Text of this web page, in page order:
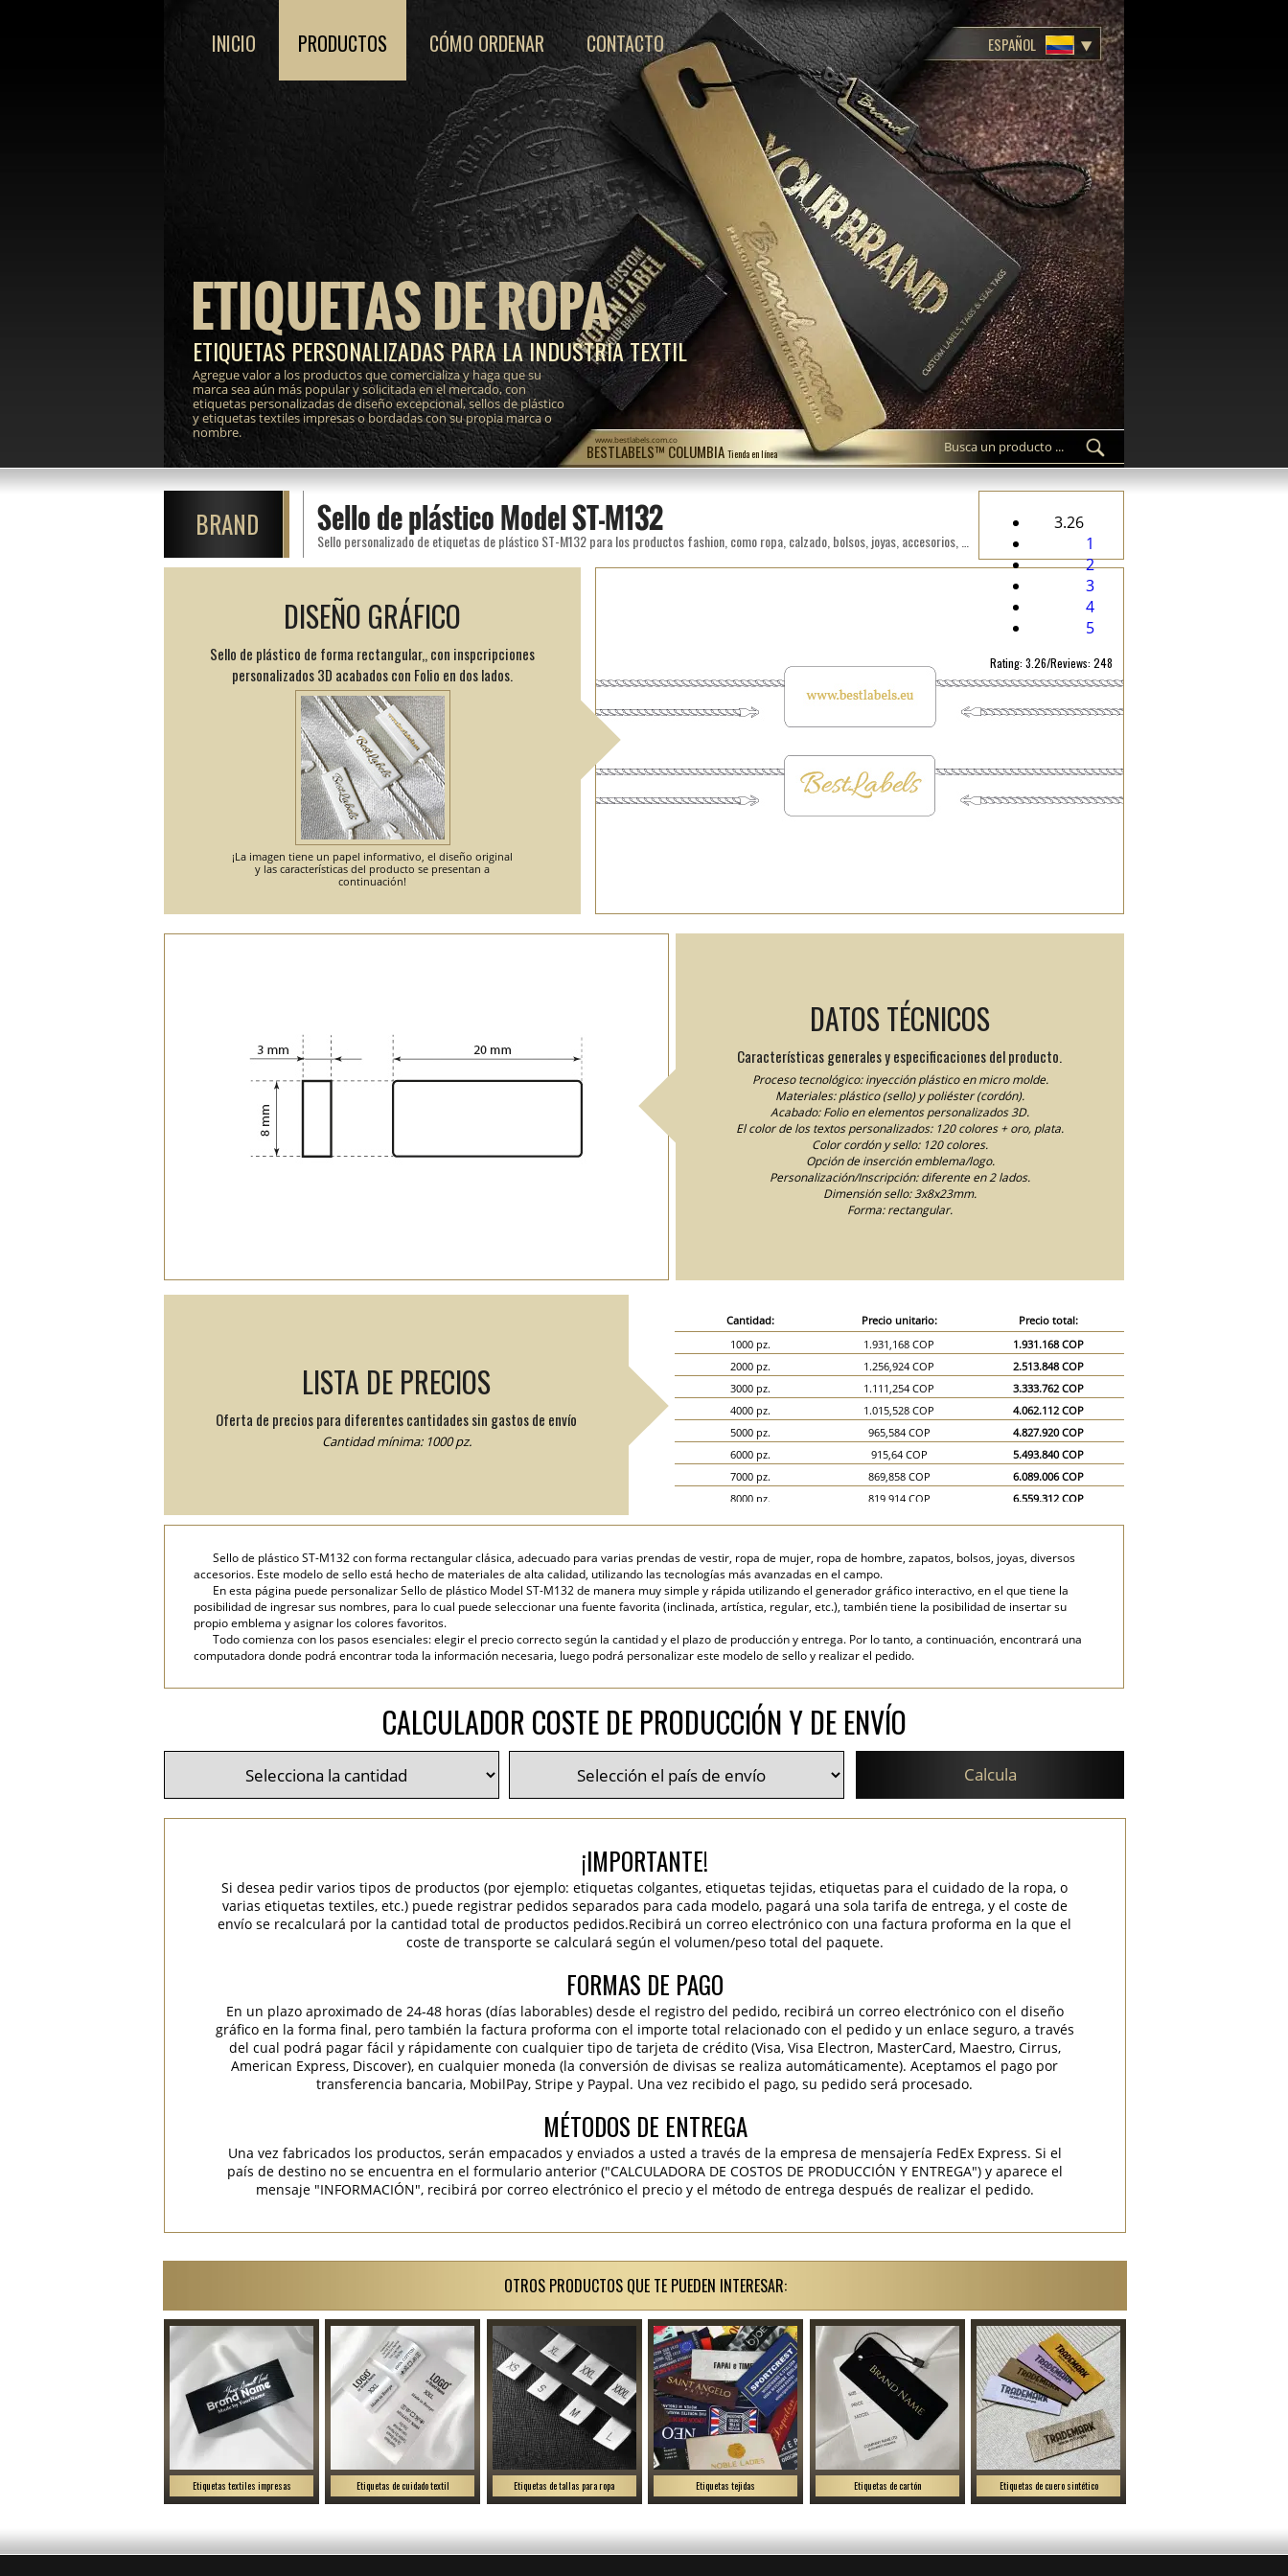
BESTLABELS™ COLUMBIA Tienda en línea
www.bestlabels.com.co
ETIQUETAS DE ROPA
ETIQUETAS PERSONALIZADAS PARA LA INDUSTRIA TEXTIL
Agregue valor a los productos que comercializa y haga que su
marca sea aún más popular y solicitada en el mercado, con
etiquetas personalizadas de diseño excepcional, sellos de plástico
y etiquetas textiles impresas o bordadas con su propia marca o
nombre.
INICIO PRODUCTOS CÓMO ORDENAR CONTACTO ESPAÑOL
BRAND Sello de plástico Model ST-M132
3.26
1
2
3
4
5
Rating: 3.26/Reviews: 248
DISEÑO GRÁFICO
Sello de plástico de forma rectangular,, con inspcripciones
personalizados 3D acabados con Folio en dos lados.
¡La imagen tiene un papel informativo, el diseño original
y las características del producto se presentan a
continuación!
DATOS TÉCNICOS
Características generales y especificaciones del producto.
Proceso tecnológico: inyección plástico en micro molde.
Materiales: plástico (sello) y poliéster (cordón).
Acabado: Folio en elementos personalizados 3D.
El color de los textos personalizados: 120 colores + oro, plata.
Color cordón y sello: 120 colores.
Opción de inserción emblema/logo.
Personalización/Inscripción: diferente en 2 lados.
Dimensión sello: 3x8x23mm.
Forma: rectangular.
LISTA DE PRECIOS
Oferta de precios para diferentes cantidades sin gastos de envío
Cantidad mínima: 1000 pz.
Cantidad: Precio unitario:
Precio total:
1000 pz.
1.931,168 COP
1.931.168 COP
2000 pz.
1.256,924 COP
2.513.848 COP
3000 pz.
1.111,254 COP
3.333.762 COP
4000 pz.
1.015,528 COP
4.062.112 COP
5000 pz.
965,584 COP
4.827.920 COP
6000 pz.
915,64 COP
5.493.840 COP
7000 pz.
869,858 COP
6.089.006 COP
8000 pz.
819,914 COP
6.559.312 COP
15000 pz.
628,462 COP
9.426.930 COP
20000 pz.
578,518 COP 11.570.360 COP
Sello de plástico ST-M132 con forma rectangular clásica, adecuado para varias prendas de vestir, ropa de mujer, ropa de hombre, zapatos, bolsos, joyas, diversos
accesorios. Este modelo de sello está hecho de materiales de alta calidad, utilizando las tecnologías más avanzadas en el campo.
En esta página puede personalizar Sello de plástico Model ST-M132 de manera muy simple y rápida utilizando el generador gráfico interactivo, en el que tiene la
posibilidad de ingresar sus nombres, para lo cual puede seleccionar una fuente favorita (inclinada, artística, regular, etc.), también tiene la posibilidad de insertar su
propio emblema y asignar los colores favoritos.
Todo comienza con los pasos esenciales: elegir el precio correcto según la cantidad y el plazo de producción y entrega. Por lo tanto, a continuación, encontrará una
computadora donde podrá encontrar toda la información necesaria, luego podrá personalizar este modelo de sello y realizar el pedido.
CALCULADOR COSTE DE PRODUCCIÓN Y DE ENVÍO
Calcula
¡IMPORTANTE!
Si desea pedir varios tipos de productos (por ejemplo: etiquetas colgantes, etiquetas tejidas, etiquetas para el cuidado de la ropa, o
varias etiquetas textiles, etc.) puede registrar pedidos separados para cada modelo, pagará una sola tarifa de entrega, y el coste de
envío se recalculará por la cantidad total de productos pedidos.Recibirá un correo electrónico con una factura proforma en la que el
coste de transporte se calculará según el volumen/peso total del paquete.
FORMAS DE PAGO
En un plazo aproximado de 24-48 horas (días laborables) desde el registro del pedido, recibirá un correo electrónico con el diseño
gráfico en la forma final, pero también la factura proforma con el importe total relacionado con el pedido y un enlace seguro, a través
del cual podrá pagar fácil y rápidamente con cualquier tipo de tarjeta de crédito (Visa, Visa Electron, MasterCard, Maestro, Cirrus,
American Express, Discover), en cualquier moneda (la conversión de divisas se realiza automáticamente). Aceptamos el pago por
transferencia bancaria, MobilPay, Stripe y Paypal. Una vez recibido el pago, su pedido será procesado.
MÉTODOS DE ENTREGA
Una vez fabricados los productos, serán empacados y enviados a usted a través de la empresa de mensajería FedEx Express. Si el
país de destino no se encuentra en el formulario anterior ("CALCULADORA DE COSTOS DE PRODUCCIÓN Y ENTREGA") y aparece el
mensaje "INFORMACIÓN", recibirá por correo electrónico el precio y el método de entrega después de realizar el pedido.
OTROS PRODUCTOS QUE TE PUEDEN INTERESAR:
Etiquetas textiles impresas Etiquetas de cuidado textil Etiquetas de tallas para ropa Etiquetas tejidas Etiquetas de cartón Etiquetas de cuero sintético